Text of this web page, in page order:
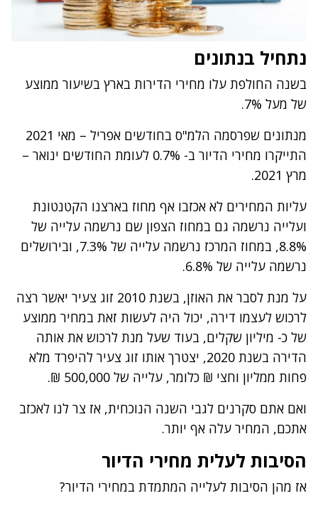
נתחיל בנתונים
בשנה החולפת עלו מחירי הדירות בארץ בשיעור ממוצע
של מעל 7%.
מנתונים שפרסמה הלמ"ס בחודשים אפריל – מאי 2021
התייקרו מחירי הדיור ב- 0.7% לעומת החודשים ינואר –
מרץ 2021.
עליות המחירים לא אכזבו אף מחוז בארצנו הקטנטונת
ועלייה נרשמה גם במחוז הצפון שם נרשמה עלייה של
8.8%, במחוז המרכז נרשמה עלייה של 7.3%, ובירושלים
נרשמה עלייה של 6.8%.
על מנת לסבר את האוזן, בשנת 2010 זוג צעיר יאשר רצה
לרכוש לעצמו דירה, יכול היה לעשות זאת במחיר ממוצע
של כ- מיליון שקלים, בעוד שעל מנת לרכוש את אותה
הדירה בשנת 2020, יצטרך אותו זוג צעיר להיפרד מלא
פחות ממליון וחצי ₪ כלומר, עלייה של 500,000 ₪.
ואם אתם סקרנים לגבי השנה הנוכחית, אז צר לנו לאכזב
אתכם, המחיר עלה אף יותר.
הסיבות לעלית מחירי הדיור
אז מהן הסיבות לעלייה המתמדת במחירי הדיור?